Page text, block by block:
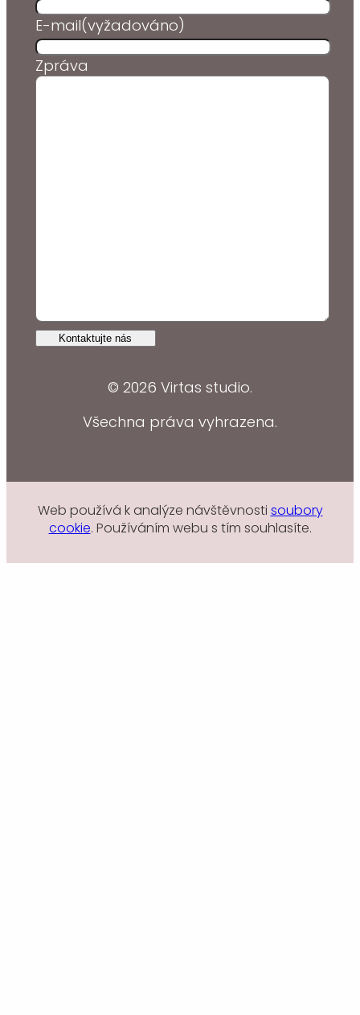
E-mail(vyžadováno)
Zpráva
Kontaktujte nás
© 2026 Virtas studio.
Všechna práva vyhrazena.
Web používá k analýze návštěvnosti soubory
cookie. Používáním webu s tím souhlasíte.